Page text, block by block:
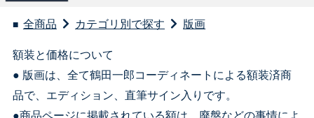
全商品 カテゴリ別で探す 版画
額装と価格について
● 版画は、全て鶴田一郎コーディネートによる額装済商
品で、エディション、直筆サイン入りです。
●商品ページに掲載されている額は、廃盤などの事情によ